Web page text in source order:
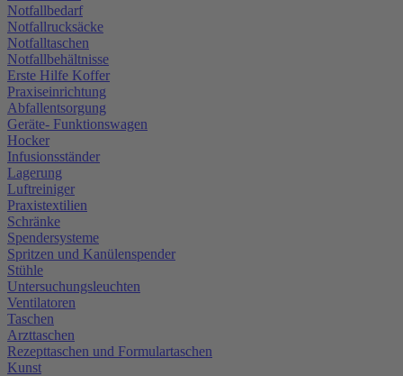
Notfallbedarf
Notfallrucksäcke
Notfalltaschen
Notfallbehältnisse
Erste Hilfe Koffer
Praxiseinrichtung
Abfallentsorgung
Geräte- Funktionswagen
Hocker
Infusionsständer
Lagerung
Luftreiniger
Praxistextilien
Schränke
Spendersysteme
Spritzen und Kanülenspender
Stühle
Untersuchungsleuchten
Ventilatoren
Taschen
Arzttaschen
Rezepttaschen und Formulartaschen
Kunst